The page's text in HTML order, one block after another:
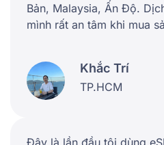
Bản, Malaysia, Ấn Độ.
mình rất an tâm khi mua
Khắc Trí
TP.HCM